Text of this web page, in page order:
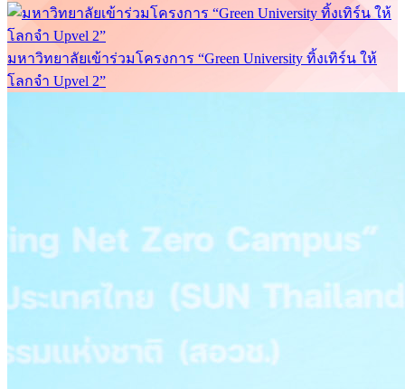
มหาวิทยาลัยเข้าร่วมโครงการ “Green University ทิ้งเทิร์น ให้
โลกจำ Upvel 2”